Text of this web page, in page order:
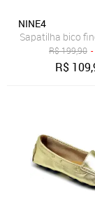
NINE4
Sapatilha bico
R$199,90 -
R$